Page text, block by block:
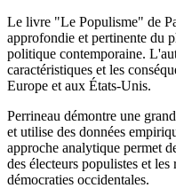
Le livre "Le Populisme" de
approfondie et pertinente du
politique contemporaine.
caractéristiques et les
Europe et aux États-Unis.
Perrineau démontre une
et utilise des données
approche analytique permet
des électeurs populistes et
démocraties occidentales.